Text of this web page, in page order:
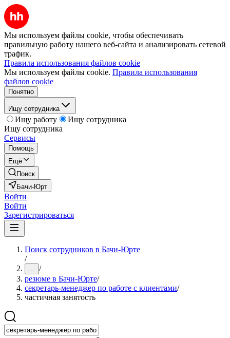
Мы используем файлы cookie, чтобы обеспечивать
правильную работу нашего веб-сайта и анализировать сетевой
трафик.
Правила использования файлов cookie
Мы используем файлы cookie. Правила использования
файлов cookie
Понятно
Ищу сотрудника
Ищу работу
Ищу сотрудника
Ищу сотрудника
Сервисы
Помощь
Ещё
Поиск
Бачи-Юрт
Войти
Войти
Зарегистрироваться
Поиск сотрудников в Бачи-Юрте
/
... /
резюме в Бачи-Юрте/
секретарь-менеджер по работе с клиентами/
частичная занятость